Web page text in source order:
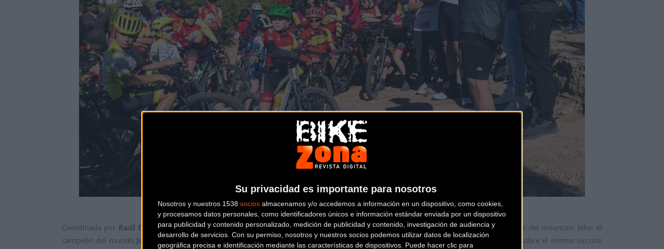
Su privacidad es importante para nosotros
Nosotros y nuestros 1538 socios almacenamos y/o accedemos a información en un dispositivo, como cookies,
y procesamos datos personales, como identificadores únicos e información estándar enviada por un dispositivo
para publicidad y contenido personalizado, medición de publicidad y contenido, investigación de audiencia y
desarrollo de servicios. Con su permiso, nosotros y nuestros socios podemos utilizar datos de localización
geográfica precisa e identificación mediante las características de dispositivos. Puede hacer clic para
Coordinada por Raúl Granados , los asistentes han podido recibir consejos y entrenamientos prácticos de la mano de dos referentes del mountain bike: el
campeón del mundo José Antonio Hermiday el ciclista de Santa Eularia des Riu,Enrique Morcillo. La sesión, que se desarrolló sobre el mismo circuito